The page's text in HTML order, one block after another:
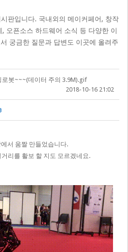
판입니다. 국내외의 메이커페어, 창작
오픈소스 하드웨어 소식 등 다양한 이
궁금한 질문과 답변도 이곳에 올려주
로봇~~~(데이터 주의 3.9M).gif
2018-10-16 21:02
서 움짤 만들었습니다.
리를 활보 할 지도 모르겠네요.